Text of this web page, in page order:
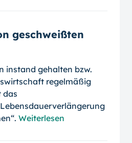
geschweißten
instand gehal­ten bzw.
regelmäßig
das
Weiterlesen